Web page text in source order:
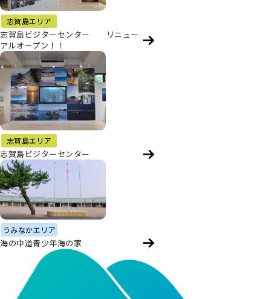
志賀島エリア
志賀島ビジターセンター リニュー
アルオープン！！
志賀島エリア
志賀島ビジターセンター
うみなかエリア
海の中道青少年海の家